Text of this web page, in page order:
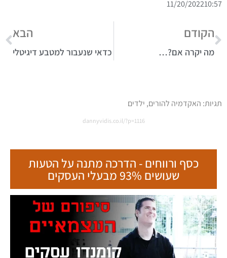
10:57
11/20/2022
הקודם
מה יקרה אם?…
הבא
כדאי שנעבור למטבע דיגיטלי
תגיות: האקדמיה להורים, ילדים
dannyvidis.co.il/?p=1116
כסף ורווחים - הדרכה מתנה על הטעות
שעושים 93% מבעלי העסקים